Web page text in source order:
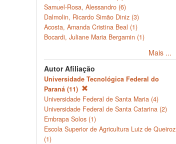
Samuel-Rosa, Alessandro (6)
Dalmolin, Ricardo Simão Diniz (3)
Acosta, Amanda Cristina Beal (1)
Bocardi, Juliane Maria Bergamin (1)
Mais ...
Autor Afiliação
Universidade Tecnológica Federal do
Paraná (11)
Universidade Federal de Santa Maria (4)
Universidade Federal de Santa Catarina (2)
Embrapa Solos (1)
Escola Superior de Agricultura Luiz de Queiroz
(1)